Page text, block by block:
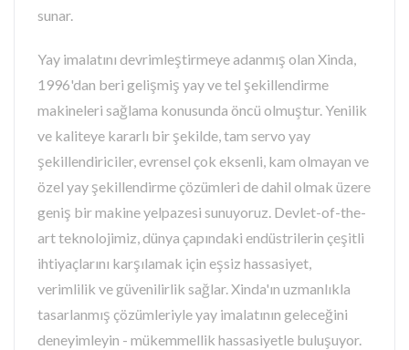
sunar.
Yay imalatını devrimleştirmeye adanmış olan Xinda,
1996'dan beri gelişmiş yay ve tel şekillendirme
makineleri sağlama konusunda öncü olmuştur. Yenilik
ve kaliteye kararlı bir şekilde, tam servo yay
şekillendiriciler, evrensel çok eksenli, kam olmayan ve
özel yay şekillendirme çözümleri de dahil olmak üzere
geniş bir makine yelpazesi sunuyoruz. Devlet-of-the-
art teknolojimiz, dünya çapındaki endüstrilerin çeşitli
ihtiyaçlarını karşılamak için eşsiz hassasiyet,
verimlilik ve güvenilirlik sağlar. Xinda'ın uzmanlıkla
tasarlanmış çözümleriyle yay imalatının geleceğini
deneyimleyin - mükemmellik hassasiyetle buluşuyor.